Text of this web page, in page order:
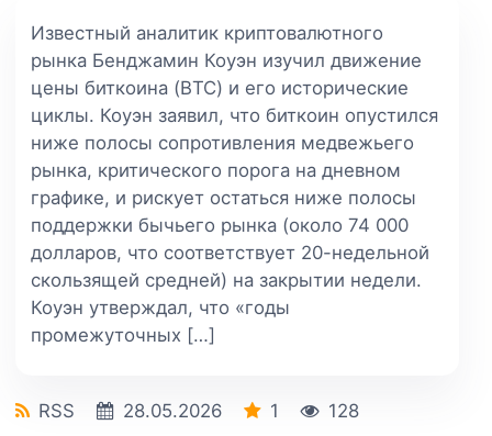
Известный аналитик криптовалютного
рынка Бенджамин Коуэн изучил движение
цены биткоина (BTC) и его исторические
циклы. Коуэн заявил, что биткоин опустился
ниже полосы сопротивления медвежьего
рынка, критического порога на дневном
графике, и рискует остаться ниже полосы
поддержки бычьего рынка (около 74 000
долларов, что соответствует 20-недельной
скользящей средней) на закрытии недели.
Коуэн утверждал, что «годы
промежуточных […]
RSS 28.05.2026 1
128